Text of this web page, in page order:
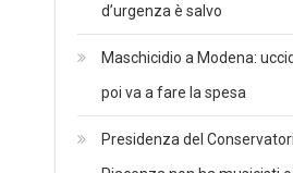
d’urgenza è salvo
Maschicidio a Modena:
poi va a fare la spesa
Presidenza del